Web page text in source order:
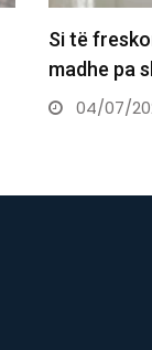
Si të
madhe pa
04/07/